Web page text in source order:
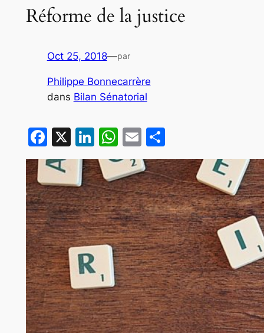
Réforme de la justice
Oct 25, 2018—par
Philippe Bonnecarrère
dans Bilan Sénatorial
Facebook
X LinkedIn
WhatsApp
EmailPartager